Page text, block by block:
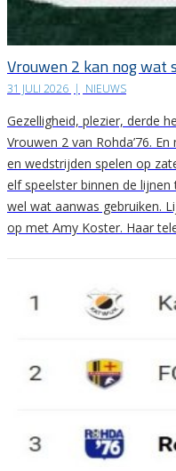
Vrouwen 2 kan nog wat
31 JULI 2026 | NIEUWS
Gezelligheid, plezier, derde
Vrouwen 2 van Rohda’76.
en wedstrijden spelen op
elf speelster binnen de
wel wat aanwas gebruiken.
op met Amy Koster. Haar